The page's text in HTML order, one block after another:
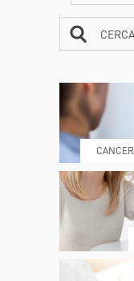
DOVE
CERCA